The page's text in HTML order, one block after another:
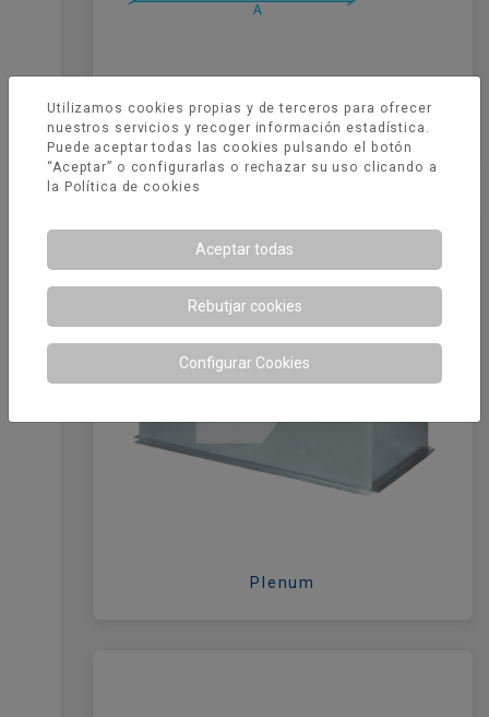
Plenum conexión múltiple
Plenum
Utilizamos cookies propias y de terceros para ofrecer
nuestros servicios y recoger información estadística.
Puede aceptar todas las cookies pulsando el botón
“Aceptar” o configurarlas o rechazar su uso clicando a
la Política de cookies
Aceptar todas
Rebutjar cookies
Configurar Cookies